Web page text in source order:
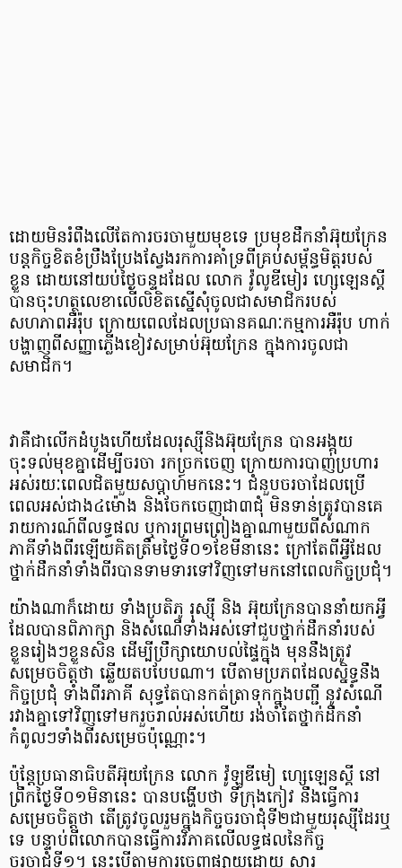
ដោយមិនរំពឹងលើតែការចរចាមួយមុខទេ ប្រមុខដឹកនាំអ៊ុយក្រែន
បន្តកិច្ចខិតខំប្រឹងប្រែងស្វែងរកការគាំទ្រពីគ្រប់សម្ព័ន្ធមិត្តរបស់
ខ្លួន ដោយនៅយប់ថ្ងៃចន្ទដដែល លោក វ៉ូលូឌីមៀរ ហ្សេឡេនស្គី
បានចុះហត្ថលេខាលើលិខិតស្នើសុំចូលជាសមាជិករបស់
សហភាពអឺរ៉ុប ក្រោយពេលដែលប្រធានគណៈកម្មការអឺរ៉ុប ហាក់
បង្ហាញពីសញ្ញាភ្លើងខៀវសម្រាប់អ៊ុយក្រែន ក្នុងការចូលជា
សមាជិក។
វាគឺជាលើកដំបូងហើយដែលរុស្ស៊ីនិងអ៊ុយក្រែន បានអង្គុយ
ចុះទល់មុខគ្នាដើម្បីចរចា រកច្រកចេញ ក្រោយការបាញ់ប្រហារ
អស់រយៈពេលជិតមួយសប្តាហ៍មកនេះ។ ជំនួបចរចាដែលប្រើ
ពេលអស់ជាង៤ម៉ោង និងចែកចេញជា៣ជុំ មិនទាន់ត្រូវបានគេ
រាយការណ៍ពីលទ្ធផល ឬការព្រមព្រៀងគ្នាណាមួយពីសំណាក
ភាគីទាំងពីរឡើយគិតត្រឹមថ្ងៃទី០១ខែមីនានេះ ក្រៅតែពីអ្វីដែល
ថ្នាក់ដឹកនាំទាំងពីរបានទាមទារទៅវិញទៅមកនៅពេលកិច្ចប្រជុំ។
យ៉ាងណាក៏ដោយ ទាំងប្រតិភូ រុស្ស៊ី និង អ៊ុយក្រែនបាននាំយកអ្វី
ដែលបានពិភាក្សា និងសំណើទាំងអស់ទៅជួបថ្នាក់ដឹកនាំរបស់
ខ្លួនរៀងៗខ្លួនសិន ដើម្បីប្រឹក្សាយោបល់ផ្ទៃក្នុង មុននឹងត្រូវ
សម្រេចចិត្តថា ឆ្លើយតបបែបណា។ បើតាមប្រភពដែលស្និទ្ធនឹង
កិច្ចប្រជុំ ទាំងពីរភាគី សុទ្ធតែបានកត់ត្រាទុកក្នុងបញ្ជី នូវសំណើ
រវាងគ្នាទៅវិញទៅមករួចរាល់អស់ហើយ រង់ចាំតែថ្នាក់ដឹកនាំ
កំពូលៗទាំងពីរសម្រេចប៉ុណ្ណោះ។
ប៉ុន្តែប្រធានាធិបតីអ៊ុយក្រែន លោក វ៉ូឡូឌីមៀ ហ្សេឡេនស្គី នៅ
ព្រឹកថ្ងៃទី០១មិនានេះ បានបង្ហើបថា ទីក្រុងកៀវ នឹងធ្វើការ
សម្រេចចិត្តថា តើត្រូវចូលរួមក្នុងកិច្ចចរចាជុំទី២ជាមួយរុស្ស៊ីដែរឬ
ទេ បន្ទាប់ពីលោកបានធ្វើការវិភាគលើលទ្ធផលនៃកិច្ច
ចរចាជុំទី១។ នេះបើតាមការចេញផ្សាយដោយ សារ